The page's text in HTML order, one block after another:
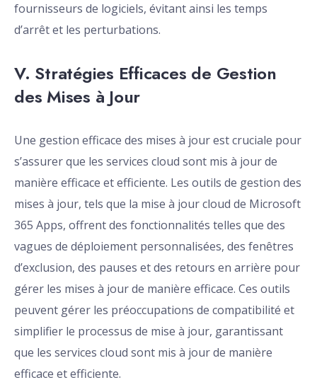
fournisseurs de logiciels, évitant ainsi les temps
d’arrêt et les perturbations.
V. Stratégies Efficaces de Gestion
des Mises à Jour
Une gestion efficace des mises à jour est cruciale pour
s’assurer que les services cloud sont mis à jour de
manière efficace et efficiente. Les outils de gestion des
mises à jour, tels que la mise à jour cloud de Microsoft
365 Apps, offrent des fonctionnalités telles que des
vagues de déploiement personnalisées, des fenêtres
d’exclusion, des pauses et des retours en arrière pour
gérer les mises à jour de manière efficace. Ces outils
peuvent gérer les préoccupations de compatibilité et
simplifier le processus de mise à jour, garantissant
que les services cloud sont mis à jour de manière
efficace et efficiente.